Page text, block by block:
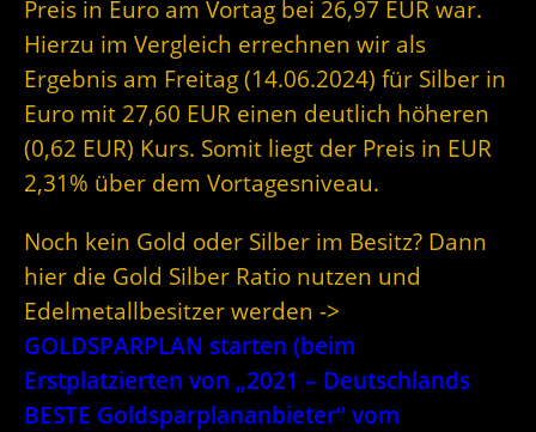
Preis in Euro am Vortag bei 26,97 EUR war.
Hierzu im Vergleich errechnen wir als
Ergebnis am Freitag (14.06.2024) für Silber in
Euro mit 27,60 EUR einen deutlich höheren
(0,62 EUR) Kurs. Somit liegt der Preis in EUR
2,31% über dem Vortagesniveau.
Noch kein Gold oder Silber im Besitz? Dann
hier die Gold Silber Ratio nutzen und
Edelmetallbesitzer werden ->
GOLDSPARPLAN starten (beim
Erstplatzierten von „2021 – Deutschlands
BESTE Goldsparplananbieter“ vom